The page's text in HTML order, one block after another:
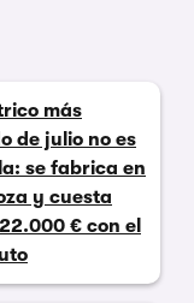
más
de julio no es
se fabrica en
y cuesta
€ con el